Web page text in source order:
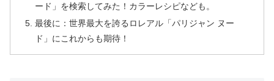
ード」を検索してみた！カラーレシピなども。
最後に：世界最大を誇るロレアル「パリジャン ヌー
ド」にこれからも期待！